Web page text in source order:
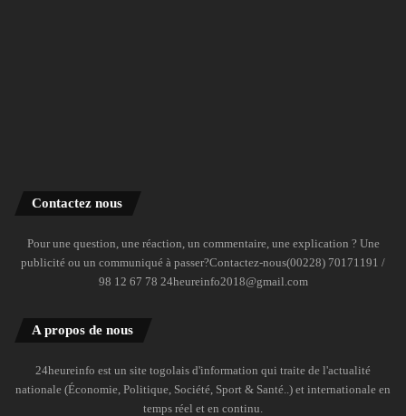
Contactez nous
Pour une question, une réaction, un commentaire, une explication ? Une
publicité ou un communiqué à passer?Contactez-nous(00228) 70171191 /
98 12 67 78 24heureinfo2018@gmail.com
A propos de nous
24heureinfo est un site togolais d'information qui traite de l'actualité
nationale (Économie, Politique, Société, Sport & Santé..) et internationale en
temps réel et en continu.